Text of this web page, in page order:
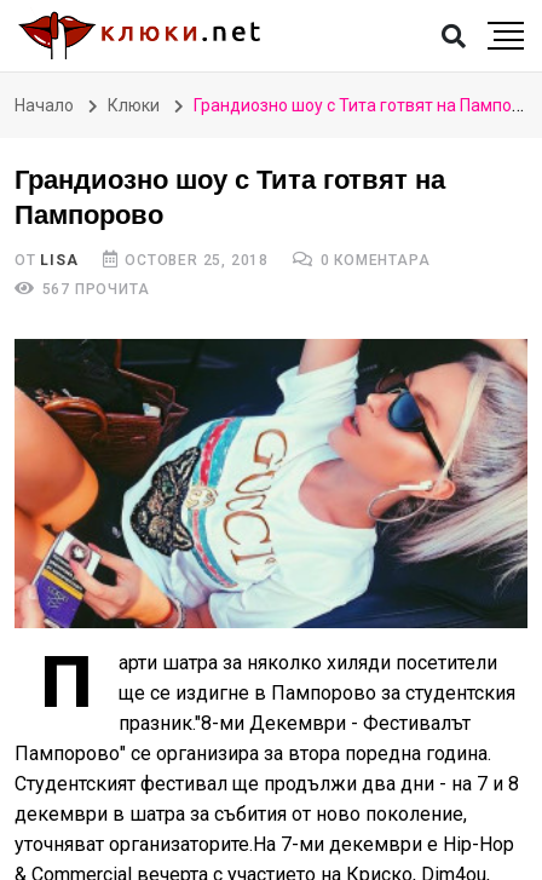
Начало Клюки Грандиозно шоу с Тита готвят на Пампорово
Грандиозно шоу с Тита готвят на
Пампорово
ОТ LISA OCTOBER 25, 2018
0 КОМЕНТАРА
567 ПРОЧИТА
П
арти шатра за няколко хиляди посетители
ще се издигне в Пампорово за студентския
празник."8-ми Декември - Фестивалът
Пампорово" се организира за втора поредна година.
Студентският фестивал ще продължи два дни - на 7 и 8
декември в шатра за събития от ново поколение,
уточняват организаторите.На 7-ми декември е Hip-Hop
& Commercial вечерта с участието на Криско, Dim4ou,